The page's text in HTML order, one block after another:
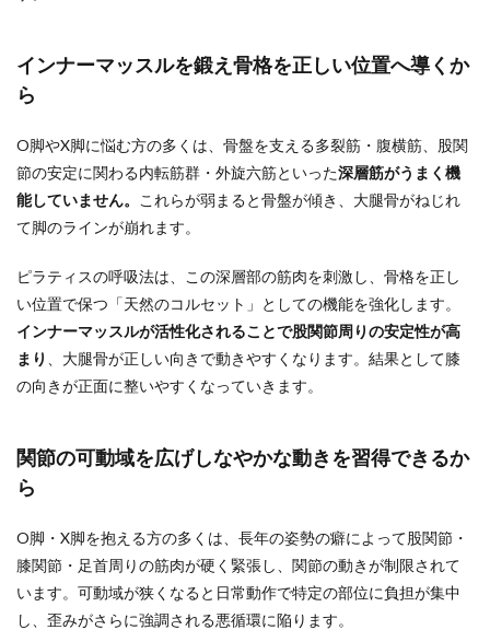
インナーマッスルを鍛え骨格を正しい位置へ導くか
ら
O脚やX脚に悩む方の多くは、骨盤を支える多裂筋・腹横筋、股関
節の安定に関わる内転筋群・外旋六筋といった深層筋がうまく機
能していません。
これらが弱まると骨盤が傾き、大腿骨がねじれ
て脚のラインが崩れます。
ピラティスの呼吸法は、この深層部の筋肉を刺激し、骨格を正し
い位置で保つ「天然のコルセット」としての機能を強化します。
インナーマッスルが活性化されることで股関節周りの安定性が高
まり
、大腿骨が正しい向きで動きやすくなります。結果として膝
の向きが正面に整いやすくなっていきます。
関節の可動域を広げしなやかな動きを習得できるか
ら
O脚・X脚を抱える方の多くは、長年の姿勢の癖によって股関節・
膝関節・足首周りの筋肉が硬く緊張し、関節の動きが制限されて
います。可動域が狭くなると日常動作で特定の部位に負担が集中
し、歪みがさらに強調される悪循環に陥ります。